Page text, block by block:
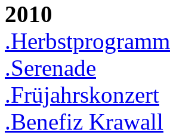
2010
.Herbstprogramm
.Serenade
.Früjahrskonzert
.Benefiz Krawall